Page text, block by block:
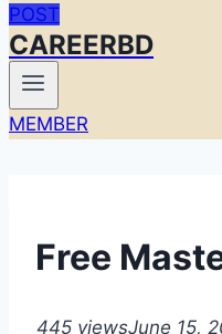
POST
CAREERBD
MEMBER
Free
445 viewsJune 15,